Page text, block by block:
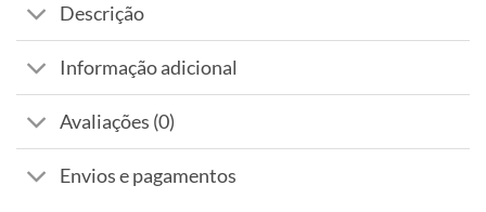
Descrição
Informação adicional
Avaliações (0)
Envios e pagamentos